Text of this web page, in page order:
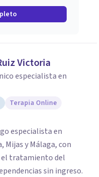
Victoria
especialista en
Terapia Online
especialista en
Mijas y Málaga, con
el tratamiento del
sin ingreso.